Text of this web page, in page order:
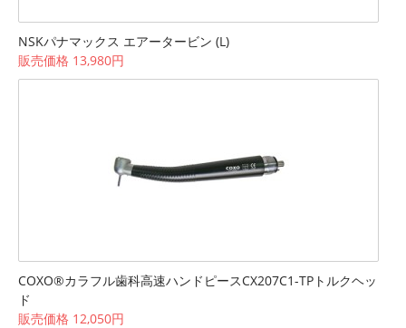
NSKパナマックス エアータービン (L)
販売価格 13,980円
COXO®カラフル歯科高速ハンドピースCX207C1-TPトルクヘッ
ド
販売価格 12,050円